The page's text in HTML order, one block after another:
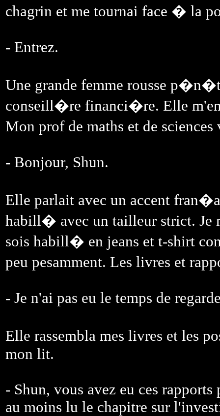
chagrin et me tournai face � la
- Entrez.
Une grande femme rousse
conseill�re financi�re. Elle
Mon prof de maths et de
- Bonjour, Shun.
Elle parlait avec un accent
habill� avec un tailleur strict. Je
sois habill� en jeans et t-shirt
peu pesamment. Les livres et
- Je n'ai pas eu le temps de
Elle rassembla mes livres et les
mon lit.
- Shun, vous avez eu ces
au moins lu le chapitre sur